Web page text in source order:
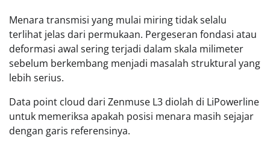
Menara transmisi yang mulai miring tidak selalu
terlihat jelas dari permukaan. Pergeseran fondasi atau
deformasi awal sering terjadi dalam skala milimeter
sebelum berkembang menjadi masalah struktural yang
lebih serius.
Data point cloud dari Zenmuse L3 diolah di LiPowerline
untuk memeriksa apakah posisi menara masih sejajar
dengan garis referensinya.